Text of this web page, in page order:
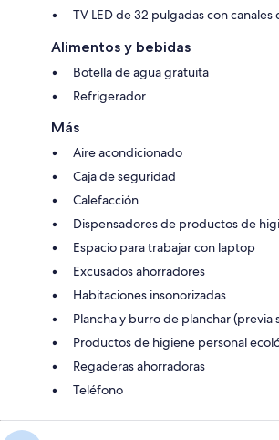
TV LED de 32 pulgadas con canales
Alimentos y bebidas
Botella de agua gratuita
Refrigerador
Más
Aire acondicionado
Caja de seguridad
Calefacción
Dispensadores de productos de
Espacio para trabajar con laptop
Excusados ahorradores
Habitaciones insonorizadas
Plancha y burro de planchar (previa
Productos de higiene personal
Regaderas ahorradoras
Teléfono